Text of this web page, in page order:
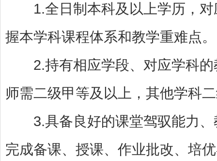
1.全日制本科及以上学历，对
握本学科课程体系和教学重难点。
2.持有相应学段、对应学科的
师需二级甲等及以上，其他学科
3.具备良好的课堂驾驭能力、
完成备课、授课、作业批改、培